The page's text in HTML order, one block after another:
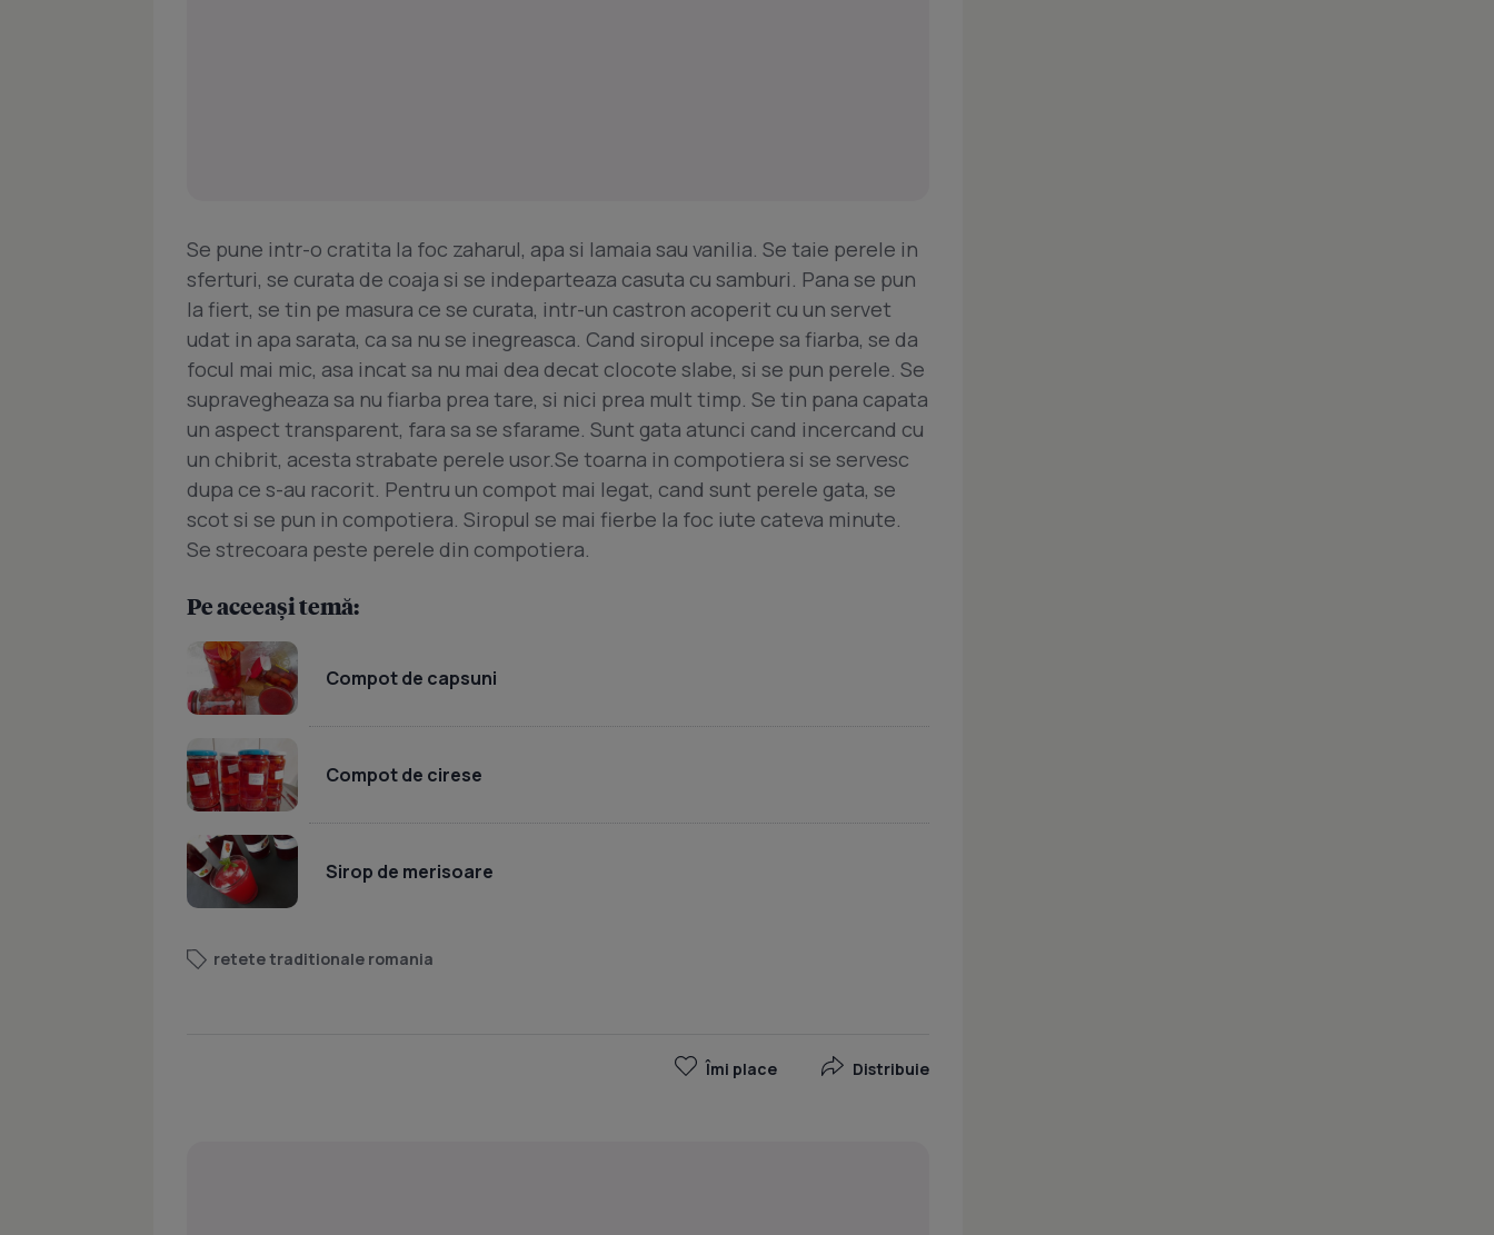
Se pune intr-o cratita la foc zaharul, apa si lamaia sau vanilia. Se taie perele in
sferturi, se curata de coaja si se indeparteaza casuta cu samburi. Pana se pun
la fiert, se tin pe masura ce se curata, intr-un castron acoperit cu un servet
udat in apa sarata, ca sa nu se inegreasca. Cand siropul incepe sa fiarba, se da
focul mai mic, asa incat sa nu mai dea decat clocote slabe, si se pun perele. Se
supravegheaza sa nu fiarba prea tare, si nici prea mult timp. Se tin pana capata
un aspect transparent, fara sa se sfarame. Sunt gata atunci cand incercand cu
un chibrit, acesta strabate perele usor.Se toarna in compotiera si se servesc
dupa ce s-au racorit. Pentru un compot mai legat, cand sunt perele gata, se
scot si se pun in compotiera. Siropul se mai fierbe la foc iute cateva minute.
Se strecoara peste perele din compotiera.
Pe aceeași temă:
Compot de capsuni
Compot de cirese
Sirop de merisoare
retete traditionale romania
Îmi place Distribuie